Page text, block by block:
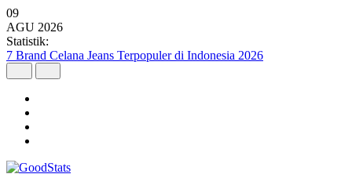
09
AGU 2026
Statistik:
Wilayah dengan Pertumbuhan Ekonomi Tertinggi Triwulan II 2026